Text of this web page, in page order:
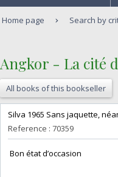
Home page Search by
‎Angkor - La cité
All books of this bookseller
‎Silva 1965 Sans jaquette,
Reference : 70359
‎ Bon état d’occasion ‎